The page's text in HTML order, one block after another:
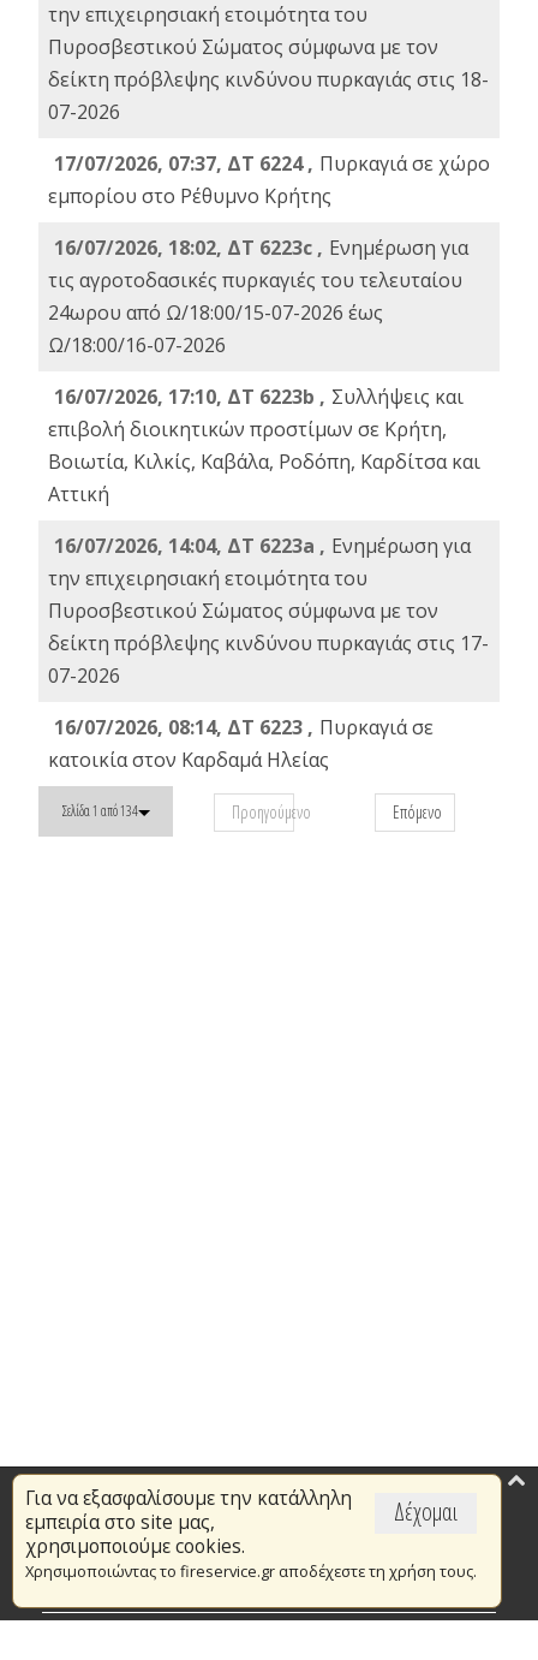
την επιχειρησιακή ετοιμότητα του
Πυροσβεστικού Σώματος σύμφωνα με τον
δείκτη πρόβλεψης κινδύνου πυρκαγιάς στις 18-
07-2026
17/07/2026, 07:37, ΔΤ 6224 , Πυρκαγιά σε χώρο
εμπορίου στο Ρέθυμνο Κρήτης
16/07/2026, 18:02, ΔΤ 6223c , Ενημέρωση για
τις αγροτοδασικές πυρκαγιές του τελευταίου
24ωρου από Ω/18:00/15-07-2026 έως
Ω/18:00/16-07-2026
16/07/2026, 17:10, ΔΤ 6223b , Συλλήψεις και
επιβολή διοικητικών προστίμων σε Κρήτη,
Βοιωτία, Κιλκίς, Καβάλα, Ροδόπη, Καρδίτσα και
Αττική
16/07/2026, 14:04, ΔΤ 6223a , Ενημέρωση για
την επιχειρησιακή ετοιμότητα του
Πυροσβεστικού Σώματος σύμφωνα με τον
δείκτη πρόβλεψης κινδύνου πυρκαγιάς στις 17-
07-2026
16/07/2026, 08:14, ΔΤ 6223 , Πυρκαγιά σε
κατοικία στον Καρδαμά Ηλείας
Σελίδα 1 από 134 Προηγούμενο Επόμενο
Δέχομαι
Για να εξασφαλίσουμε την κατάλληλη
εμπειρία στο site μας,
χρησιμοποιούμε cookies.
Χρησιμοποιώντας το fireservice.gr αποδέχεστε τη χρήση τους.
Επικαιρότητα
Το Πυροσβεστικό Σώμα